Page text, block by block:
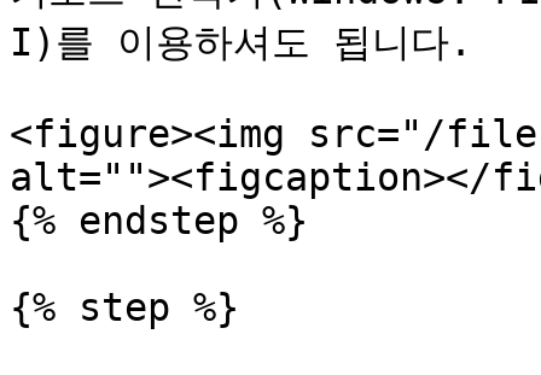
I)를 이용하셔도 됩니다.
<figure><img src="/files/
alt=""><figcaption></
{% endstep %}
{% step %}